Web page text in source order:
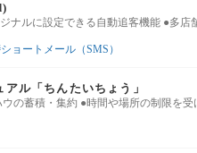
ナルに設定できる自動追客機能 ●多
ショートメール（SMS）
ル「ちんたいちょう」
の蓄積・集約 ●時間や場所の制限を